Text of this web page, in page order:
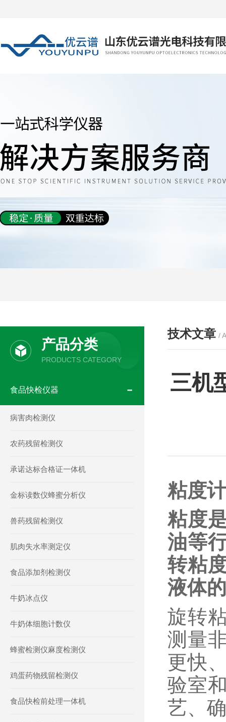
技术文章 /
三机
粘度
粘度
油等
转粘
液体
旋转
测量
更快
验室
艺、
产品分类
PRODUCTS CATEGORY
食品快检仪器
病害肉检测仪
农药残留检测仪
承诺达标合格证一体机
金标读数仪蜂蜜分析仪
兽药残留检测仪
肌肉失水率测定仪
食品添加剂检测仪
牛奶冰点仪
牛奶体细胞计数仪
蜂蜜检测仪麻度检测仪
鸡蛋药物残留检测仪
食品快检前处理一体机